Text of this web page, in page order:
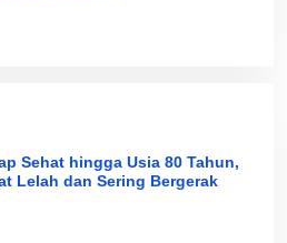
Sehat hingga Usia 80 Tahun,
Lelah dan Sering Bergerak